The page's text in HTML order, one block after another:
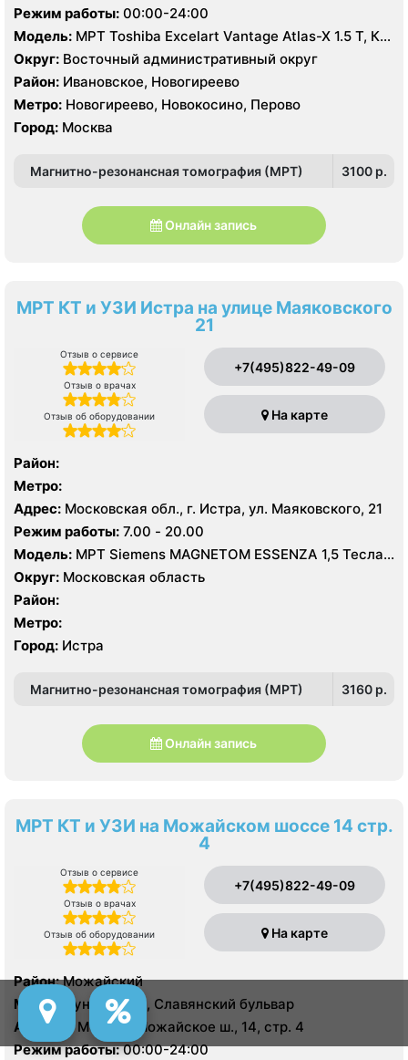
Режим работы: 00:00-24:00
Модель: МРТ Toshiba Excelart Vantage Atlas-X 1.5 T, КТ
Toshiba Aquilion 64 среза, УЗИ
Округ: Восточный административный округ
Район: Ивановское, Новогиреево
Метро: Новогиреево, Новокосино, Перово
Город: Москва
Магнитно-резонансная томография (МРТ) 3100 p.
Онлайн запись
МРТ КТ и УЗИ Истра на улице Маяковского
21
Отзыв о сервисе
Отзыв о врачах
Отзыв об оборудовании
+7(495)822-49-09
На карте
Район:
Метро:
Адрес: Московская обл., г. Истра, ул. Маяковского, 21
Режим работы: 7.00 - 20.00
Модель: МРТ Siemens MAGNETOM ESSENZA 1,5 Тесла,
КТ Siemens SOMATOM Scope 16 срезов, УЗИ
Округ: Московская область
Район:
Метро:
Город: Истра
Магнитно-резонансная томография (МРТ) 3160 p.
Онлайн запись
МРТ КТ и УЗИ на Можайском шоссе 14 стр.
4
Отзыв о сервисе
Отзыв о врачах
Отзыв об оборудовании
+7(495)822-49-09
На карте
Район:Можайский
Метро:
Кунцевская, Славянский бульвар
Адрес:
г. Москва, Можайское ш., 14, стр. 4
Режим работы:00:00-24:00